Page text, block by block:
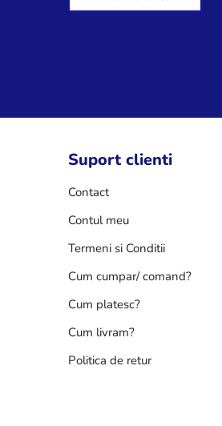
Suport clienti
Contact
Contul meu
Termeni si Conditii
Cum cumpar/ comand?
Cum platesc?
Cum livram?
Politica de retur